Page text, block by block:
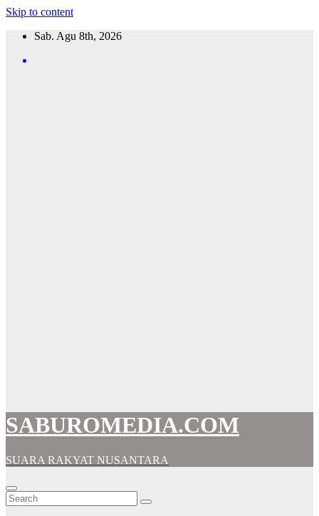
Skip to content
Sab. Agu 8th, 2026
SABUROMEDIA.COM
SUARA RAKYAT NUSANTARA